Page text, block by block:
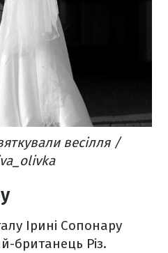
весілля /
Ірині Сопонару
британець Різ.